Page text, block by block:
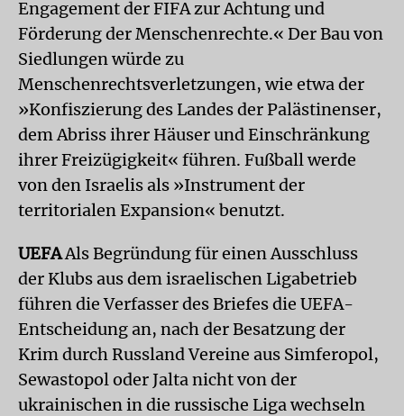
Engagement der FIFA zur Achtung und
Förderung der Menschenrechte.« Der Bau von
Siedlungen würde zu
Menschenrechtsverletzungen, wie etwa der
»Konfiszierung des Landes der Palästinenser,
dem Abriss ihrer Häuser und Einschränkung
ihrer Freizügigkeit« führen. Fußball werde
von den Israelis als »Instrument der
territorialen Expansion« benutzt.
UEFAAls Begründung für einen Ausschluss
der Klubs aus dem israelischen Ligabetrieb
führen die Verfasser des Briefes die UEFA-
Entscheidung an, nach der Besatzung der
Krim durch Russland Vereine aus Simferopol,
Sewastopol oder Jalta nicht von der
ukrainischen in die russische Liga wechseln